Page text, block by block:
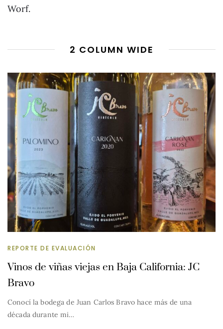
Worf.
2 COLUMN WIDE
REPORTE DE EVALUACIÓN
Vinos de viñas viejas en Baja California: JC
Bravo
Conocí la bodega de Juan Carlos Bravo hace más de una
década durante mi…